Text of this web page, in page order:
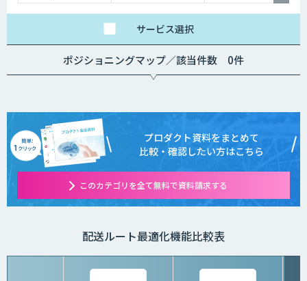
サービス選択
ポジショニングマップ／該当件数 0件
プロダクト資料をまとめて
比較・確認したい方はこちら
このカテゴリを全て無料で資料請求する
配送ルート最適化機能比較表